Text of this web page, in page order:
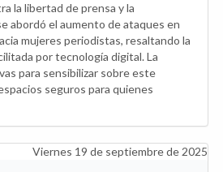
la libertad de prensa y la
abordó el aumento de ataques en
mujeres periodistas, resaltando la
por tecnología digital. La
para sensibilizar sobre este
seguros para quienes
Viernes 19 de septiembre de 2025